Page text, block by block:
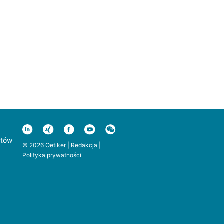
© 2026 Oetiker | Redakcja
Polityka prywatności